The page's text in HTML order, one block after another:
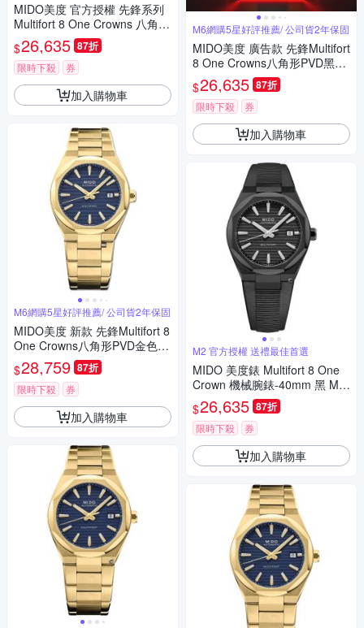
MIDO美度 官方授權 先鋒系列
Multifort 8 One Crowns 八角錶
圈 機械腕錶 父親節 禮物 推薦
40mm/M0555073705100
$26,635 87折
限時下殺 券
加入購物車
M6網購5星好評推薦/ 公司貨2年保固
MIDO美度 新款 先鋒Multifort 8
One Crowns八角形PVD金色藍
面40㎜ M6(M0555073304100)
$28,759 87折
限時下殺 券
加入購物車
M6網購5星好評推薦/ 公司貨2年保固
MIDO美度 廣告款 先鋒Multifort
8 One Crowns八角形PVD黑精
鋼黑膠帶40㎜ M6(M05550737
05100)
$26,635 87折
限時下殺 券
加入購物車
M2 官方授權 送禮最佳首選
MIDO 美度錶 Multifort 8 One
Crown 機械腕錶-40mm 黑 M0
555073705100
$26,635 87折
限時下殺 券
加入購物車